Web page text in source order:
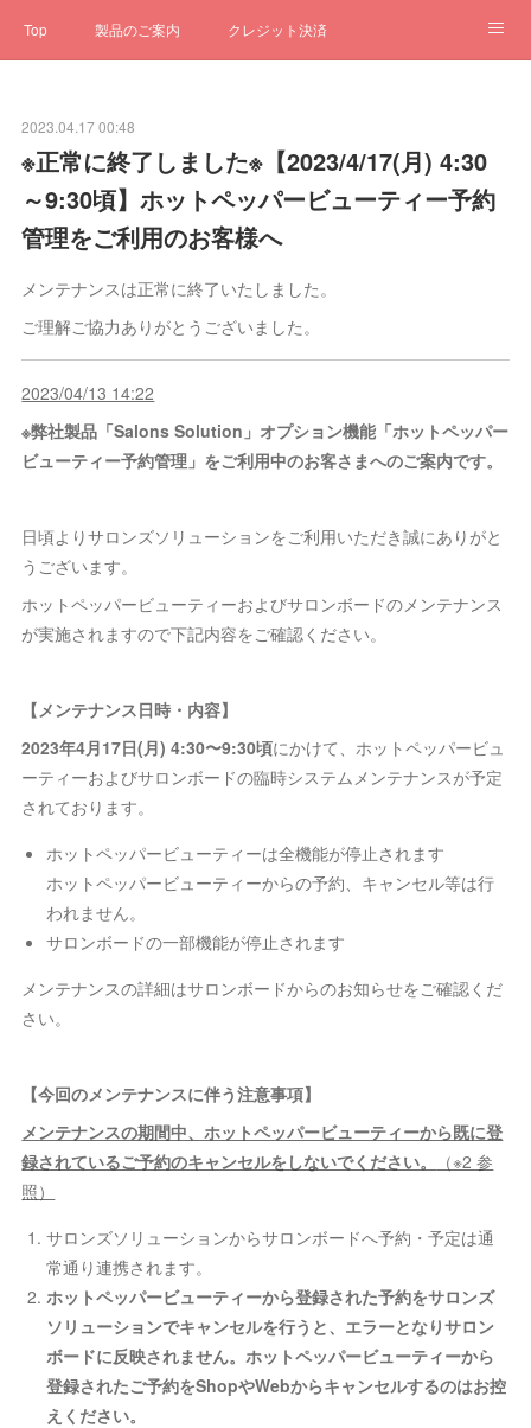
Top 製品のご案内 クレジット決済
クローゼット お問合せ
2023.04.17 00:48
※正常に終了しました※【2023/4/17(月) 4:30
～9:30頃】ホットペッパービューティー予約
管理をご利用のお客様へ
メンテナンスは正常に終了いたしました。
ご理解ご協力ありがとうございました。
2023/04/13 14:22
※弊社製品「Salons Solution」オプション機能「ホットペッパー
ビューティー予約管理」をご利用中のお客さまへのご案内です。
日頃よりサロンズソリューションをご利用いただき誠にありがと
うございます。
ホットペッパービューティーおよびサロンボードのメンテナンス
が実施されますので下記内容をご確認ください。
【メンテナンス日時・内容】
2023年4月17日(月) 4:30〜9:30頃にかけて、ホットペッパービュ
ーティーおよびサロンボードの臨時システムメンテナンスが予定
されております。
ホットペッパービューティーは全機能が停止されます
ホットペッパービューティーからの予約、キャンセル等は行
われません。
サロンボードの一部機能が停止されます
メンテナンスの詳細はサロンボードからのお知らせをご確認くだ
さい。
【今回のメンテナンスに伴う注意事項】
メンテナンスの期間中、ホットペッパービューティーから既に登
録されているご予約のキャンセルをしないでください。
（※2 参
照）
サロンズソリューションからサロンボードへ予約・予定は通
常通り連携されます。
ホットペッパービューティーから登録された予約をサロンズ
ソリューションでキャンセルを行うと、エラーとなりサロン
ボードに反映されません。ホットペッパービューティーから
登録されたご予約をShopやWebからキャンセルするのはお控
えください。